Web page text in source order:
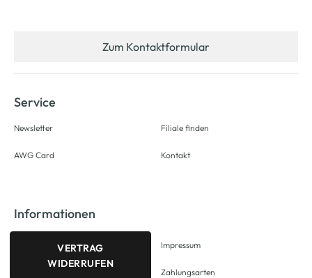
Zum Kontaktformular
Service
Newsletter
AWG Card
Filiale finden
Kontakt
Informationen
VERTRAG
WIDERRUFEN
Impressum
Zahlungsarten